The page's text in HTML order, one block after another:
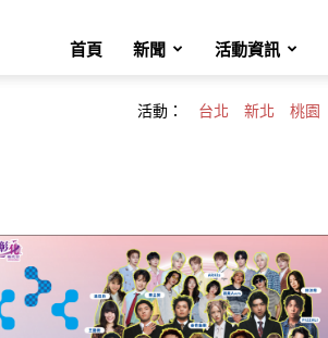
首頁 新聞 活動資訊
活動： 台北 新北 桃園